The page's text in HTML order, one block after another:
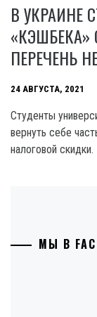
В УКРАИНЕ
«КЭШБЕКА»
ПЕРЕЧЕНЬ
24 АВГУСТА, 2021
Студенты
вернуть себе
налоговой скидки.
МЫ В